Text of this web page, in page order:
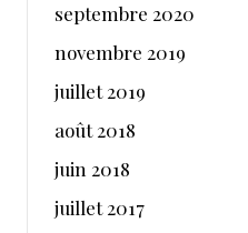
septembre 2020
novembre 2019
juillet 2019
août 2018
juin 2018
juillet 2017